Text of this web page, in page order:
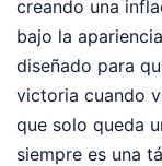
creando una
bajo la
diseñado para
victoria cuando
que solo queda
siempre es una